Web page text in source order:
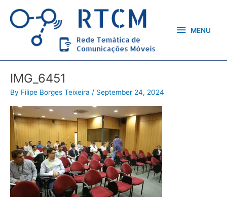
content
MENU
IMG_6451
By Filipe Borges Teixeira / September 24, 2024